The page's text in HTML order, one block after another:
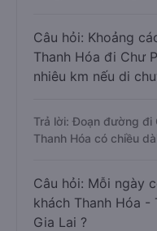
Câu hỏi: Khoảng
Thanh Hóa đi Chư
nhiêu km nếu di
Trả lời: Đoạn đường đi
Thanh Hóa có chiều
Câu hỏi: Mỗi ngày
khách Thanh Hóa -
Gia Lai ?